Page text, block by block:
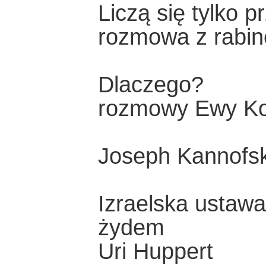
Liczą się tylko
rozmowa z
Dlaczego?
rozmowy Ewy
Joseph
Izraelska
żydem
Uri Huppert